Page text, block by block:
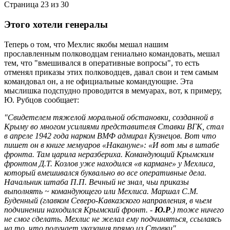
Страница 23 из 30
Этого хотели генералы
Теперь о том, что Мехлис якобы мешал нашим
прославленным полководцам гениально командовать, мешал
тем, что "вмешивался в оперативные вопросы", то есть
отменял приказы этих полководцев, давал свои и тем самым
командовал он, а не официальные командующие. Эта
мыслишка подспудно проводится в мемуарах, вот, к примеру,
Ю. Рубцов сообщает:
"Свидетелем тяжелой моральной обстановки, созданной в
Крыму во многом усилиями представителя Ставки ВГК, стал
в апреле 1942 года нарком ВМФ адмирал Кузнецов. Вот что
пишет он в книге мемуаров «Накануне»: «И вот мы в штабе
фронта. Там царила неразбериха. Командующий Крымским
фронтом Д.Т. Козлов уже находился «в кармане» у Мехлиса,
который вмешивался буквально во все оперативные дела.
Начальник штаба П.П. Вечный не знал, чьи приказы
выполнять ~ командующего или Мехлиса. Маршал С.М.
Буденный (главком Северо-Кавказского направления, в чьем
подчинении находился Крымский фронт. - Ю.Р.) тоже ничего
не смог сделать. Мехлис не желал ему подчиняться, ссылаясь
на то, что получает указания прямо из Ставки".